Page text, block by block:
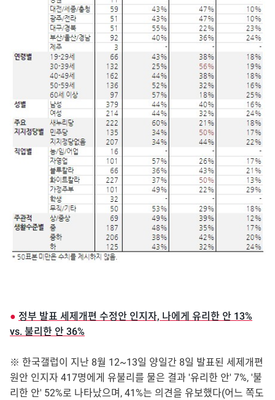
● 정부 발표 세제개편 수정안 인지자, 나에게 유리한 안 13%
vs. 불리한 안 36%
※ 한국갤럽이 지난 8월 12~13일 양일간 8일 발표된 세제개편
원안 인지자 417명에게 유불리를 물은 결과 '유리한 안' 7%, '불
리한 안' 52%로 나타났으며, 41%는 의견을 유보했다(어느 쪽도